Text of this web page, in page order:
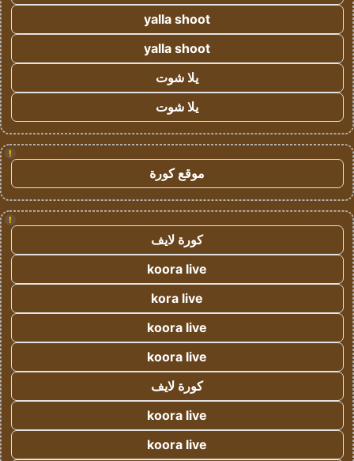
yalla shoot
yalla shoot
يلا شوت
يلا شوت
!
موقع كورة
!
كورة لايف
koora live
kora live
koora live
koora live
كورة لايف
koora live
koora live